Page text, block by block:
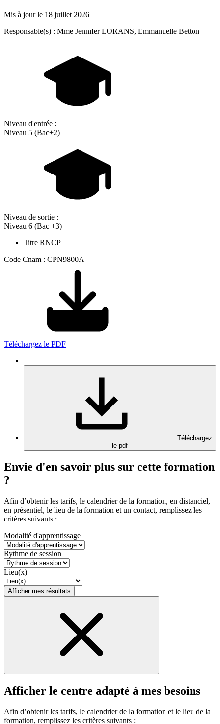
Mis à jour le 18 juillet 2026
Responsable(s) : Mme Jennifer LORANS, Emmanuelle Betton
Niveau d'entrée :
Niveau 5 (Bac+2)
Niveau de sortie :
Niveau 6 (Bac +3)
Titre RNCP
Code Cnam : CPN9800A
Téléchargez le PDF
Téléchargez
le pdf
Envie d'en savoir plus sur cette formation
?
Afin d’obtenir les tarifs, le calendrier de la formation, en distanciel,
en présentiel, le lieu de la formation et un contact, remplissez les
critères suivants :
Modalité d'apprentissage
Rythme de session
Lieu(x)
Afficher mes résultats
Afficher le centre adapté à mes besoins
Afin d’obtenir les tarifs, le calendrier de la formation et le lieu de la
formation, remplissez les critères suivants :